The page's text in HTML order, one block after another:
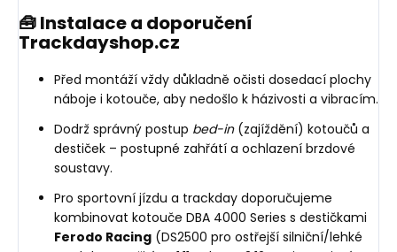
🧰 Instalace a doporučení
Trackdayshop.cz
Před montáží vždy důkladně očisti dosedací plochy
náboje i kotouče, aby nedošlo k házivosti a vibracím.
Dodrž správný postup bed-in(zajíždění) kotoučů a
destiček – postupné zahřátí a ochlazení brzdové
soustavy.
Pro sportovní jízdu a trackday doporučujeme
kombinovat kotouče DBA 4000 Series s destičkami
Ferodo Racing (DS2500 pro ostřejší silniční/lehké